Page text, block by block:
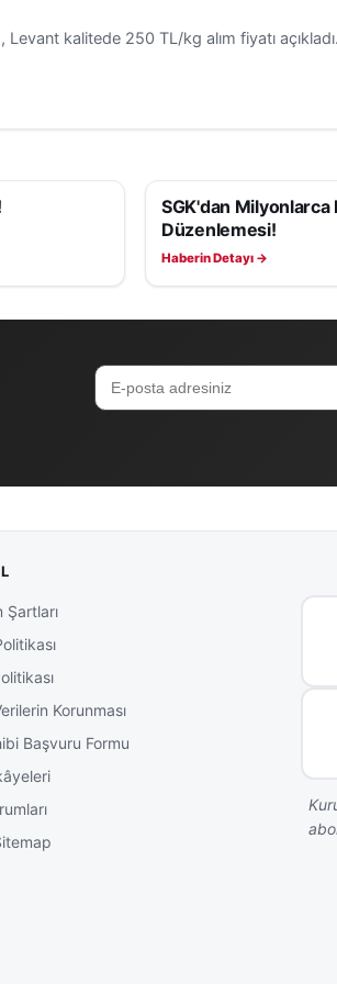
kalitede 250 TL/kg alım fiyatı
EKONOMI
SGK'dan
Düzenlemesi!
Haberin Detayı →
Şartları
Korunması
Başvuru Formu